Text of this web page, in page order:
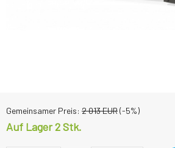
Gemeinsamer Preis: 2 013EUR(-5%)
Auf Lager 2Stk.